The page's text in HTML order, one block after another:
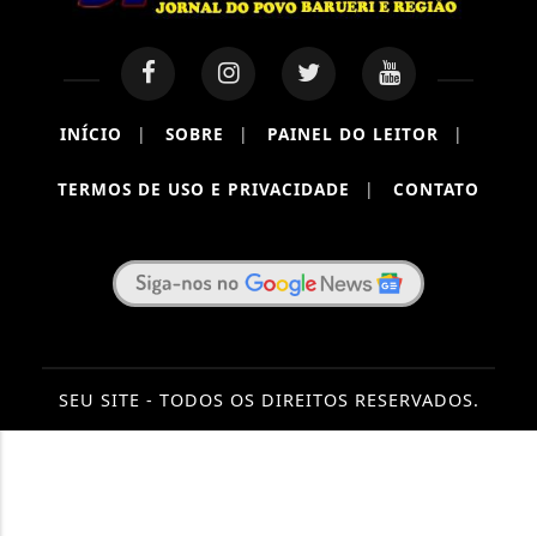
INÍCIO | SOBRE | PAINEL DO LEITOR |
TERMOS DE USO E PRIVACIDADE | CONTATO
SEU SITE - TODOS OS DIREITOS RESERVADOS.